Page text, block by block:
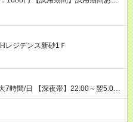
形態、給与は本採用時と同じです。
件変更なし）ですが、切り上げで
レジデンス新砂1Ｆ
7時間/日 【深夜帯】22:00～翌5:00
から翌5:00までは18歳以上の方
夜業務禁止のため） ★深夜で